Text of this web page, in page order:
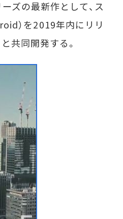
ズの最新作として、ス
）を2019年内にリリ
共同開発する。